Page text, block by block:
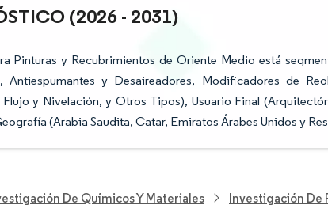
(2026 - 2031)
Pinturas y Recubrimientos de Oriente Medio está
Antiespumantes y Desaireadores, Modificadores de
y Nivelación, y Otros Tipos), Usuario Final
(Arabia Saudita, Catar, Emiratos Árabes Unidos y
De Químicos Y Materiales Investigación De